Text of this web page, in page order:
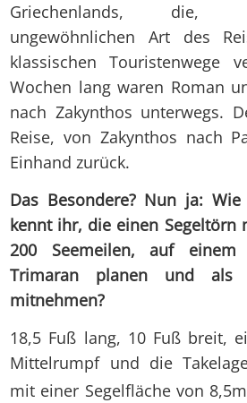
Griechenlands, die,
ungewöhnlichen Art des
klassischen Touristenwege
Wochen lang waren Roman
nach Zakynthos unterwegs.
Reise, von Zakynthos nach
Einhand zurück.
Das Besondere? Nun ja:
kennt ihr, die einen Segeltörn
200 Seemeilen, auf
Trimaran planen und als
mitnehmen?
18,5 Fuß lang, 10 Fuß breit,
Mittelrumpf und die
mit einer Segelfläche von 8,5m